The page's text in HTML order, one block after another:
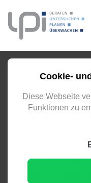
Cookie-
Diese Webseite
Funktionen zu
Kicken im
Bei uns ist
weshalb
regelmäßig